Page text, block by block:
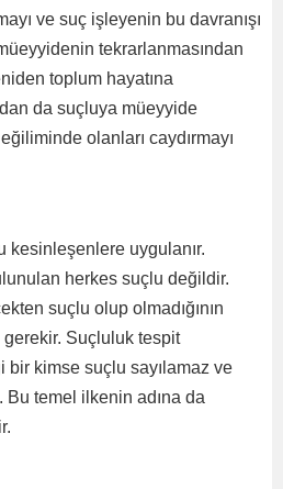
ve suç işleyenin bu davranışı
tekrarlanmasından
toplum hayatına
da suçluya müeyyide
olanları caydırmayı
uygulanır.
herkes suçlu değildir.
suçlu olup olmadığının
Suçluluk tespit
kimse suçlu sayılamaz ve
temel ilkenin adına da